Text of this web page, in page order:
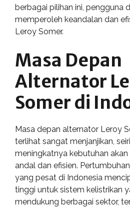
berbagai pilihan ini, pengguna
memperoleh keandalan dan
Leroy Somer.
Masa Depan
Alternator
Somer di
Masa depan alternator Leroy
terlihat sangat menjanjikan,
meningkatnya kebutuhan
andal dan efisien.
yang pesat di Indonesia
tinggi untuk sistem kelistrikan
mendukung berbagai sektor,